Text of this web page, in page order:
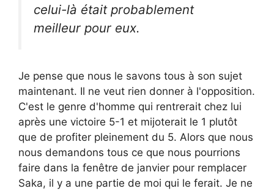
celui-là était probablement
meilleur pour eux.
Je pense que nous le savons tous à son sujet
maintenant. Il ne veut rien donner à l'opposition.
C'est le genre d'homme qui rentrerait chez lui
après une victoire 5-1 et mijoterait le 1 plutôt
que de profiter pleinement du 5. Alors que nous
nous demandons tous ce que nous pourrions
faire dans la fenêtre de janvier pour remplacer
Saka, il y a une partie de moi qui le ferait. Je ne